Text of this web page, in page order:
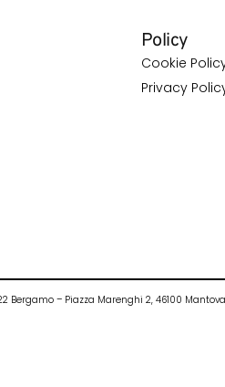
Policy
Cookie
Privacy
Bergamo – Piazza Marenghi 2, 46100